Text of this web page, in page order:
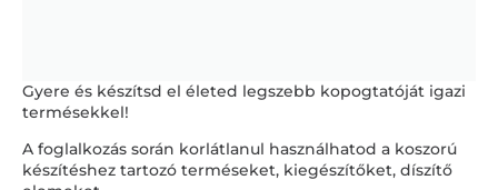
Gyere és készítsd el életed legszebb kopogtatóját igazi
termésekkel!
A foglalkozás során korlátlanul használhatod a koszorú
készítéshez tartozó terméseket, kiegészítőket, díszítő